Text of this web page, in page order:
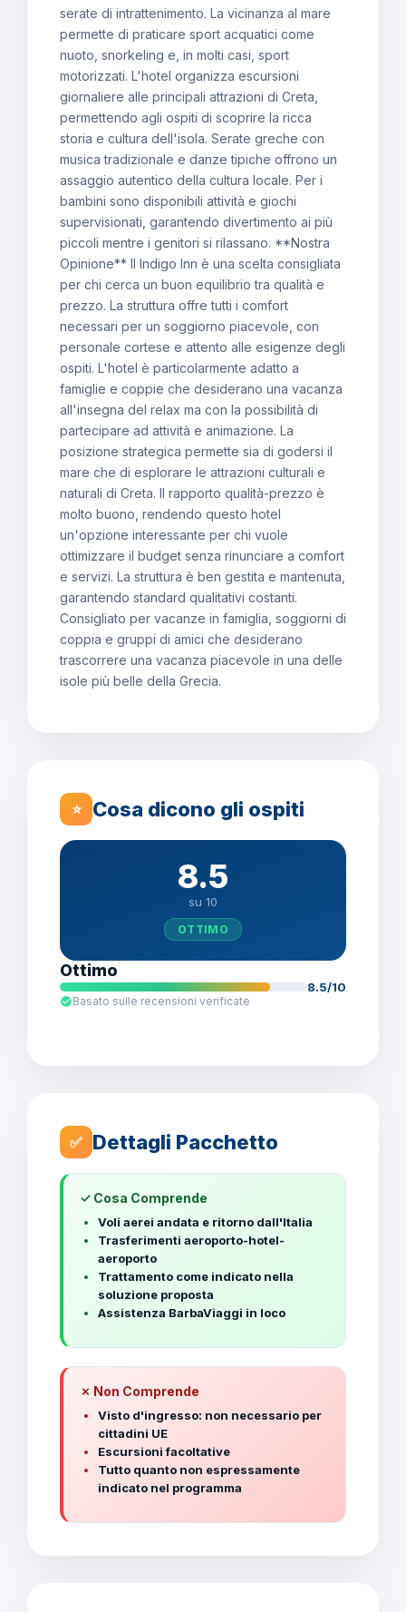
serate di intrattenimento. La vicinanza al mare
permette di praticare sport acquatici come
nuoto, snorkeling e, in molti casi, sport
motorizzati. L'hotel organizza escursioni
giornaliere alle principali attrazioni di Creta,
permettendo agli ospiti di scoprire la ricca
storia e cultura dell'isola. Serate greche con
musica tradizionale e danze tipiche offrono un
assaggio autentico della cultura locale. Per i
bambini sono disponibili attività e giochi
supervisionati, garantendo divertimento ai più
piccoli mentre i genitori si rilassano. **Nostra
Opinione** Il Indigo Inn è una scelta consigliata
per chi cerca un buon equilibrio tra qualità e
prezzo. La struttura offre tutti i comfort
necessari per un soggiorno piacevole, con
personale cortese e attento alle esigenze degli
ospiti. L'hotel è particolarmente adatto a
famiglie e coppie che desiderano una vacanza
all'insegna del relax ma con la possibilità di
partecipare ad attività e animazione. La
posizione strategica permette sia di godersi il
mare che di esplorare le attrazioni culturali e
naturali di Creta. Il rapporto qualità-prezzo è
molto buono, rendendo questo hotel
un'opzione interessante per chi vuole
ottimizzare il budget senza rinunciare a comfort
e servizi. La struttura è ben gestita e mantenuta,
garantendo standard qualitativi costanti.
Consigliato per vacanze in famiglia, soggiorni di
coppia e gruppi di amici che desiderano
trascorrere una vacanza piacevole in una delle
isole più belle della Grecia.
⭐ Cosa dicono gli ospiti
8.5
su 10
OTTIMO
Ottimo
8.5/10
Basato sulle recensioni verificate
✅ Dettagli Pacchetto
✓ Cosa Comprende
Voli aerei andata e ritorno dall'Italia
Trasferimenti aeroporto-hotel-
aeroporto
Trattamento come indicato nella
soluzione proposta
Assistenza BarbaViaggi in loco
✗ Non Comprende
Visto d'ingresso: non necessario per
cittadini UE
Escursioni facoltative
Tutto quanto non espressamente
indicato nel programma